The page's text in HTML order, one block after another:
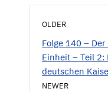
OLDER
Folge 140 –
Einheit – Teil 2:
deutschen
NEWER